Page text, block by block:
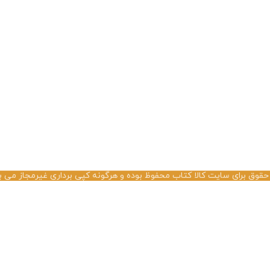
حقوق برای سایت کالا کتاب محفوظ بوده و هرگونه کپی برداری غیرمجاز می